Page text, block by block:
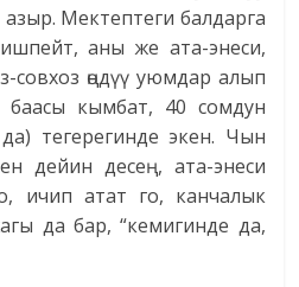
азыр. Мектептеги балдарга
аны же ата-энеси,
совхоз өңдүү уюмдар алып
баасы кымбат, 40 сомдун
тегерегинде экен. Чын
дейин десең, ата-энеси
ичип атат го, канчалык
да бар, “кемигинде да,